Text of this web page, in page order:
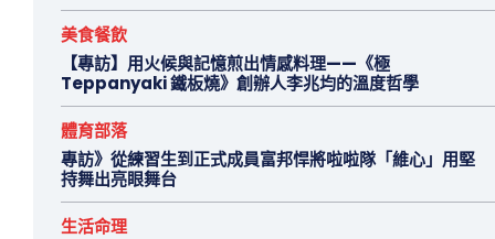
美食餐飲
【專訪】用火候與記憶煎出情感料理——《極
Teppanyaki 鐵板燒》創辦人李兆均的溫度哲學
體育部落
專訪》從練習生到正式成員富邦悍將啦啦隊「維心」用堅
持舞出亮眼舞台
生活命理